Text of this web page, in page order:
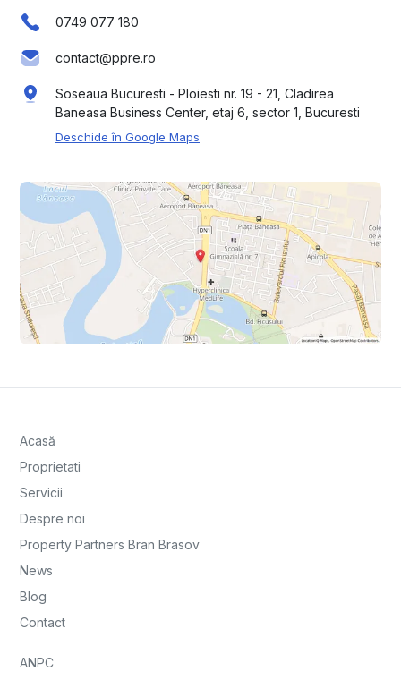
0749 077 180
contact@ppre.ro
Soseaua Bucuresti - Ploiesti nr. 19 - 21, Cladirea
Baneasa Business Center, etaj 6, sector 1, Bucuresti
Deschide în Google Maps
Acasă
Proprietati
Servicii
Despre noi
Property Partners Bran Brasov
News
Blog
Contact
ANPC